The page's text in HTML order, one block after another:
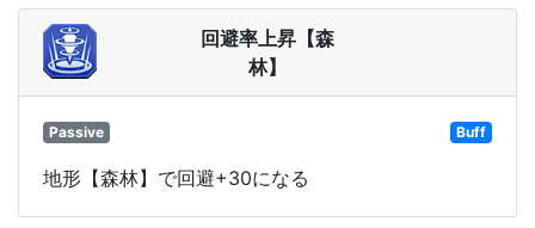
回避率上昇【森
林】
Passive Buff
地形【森林】で回避+30になる